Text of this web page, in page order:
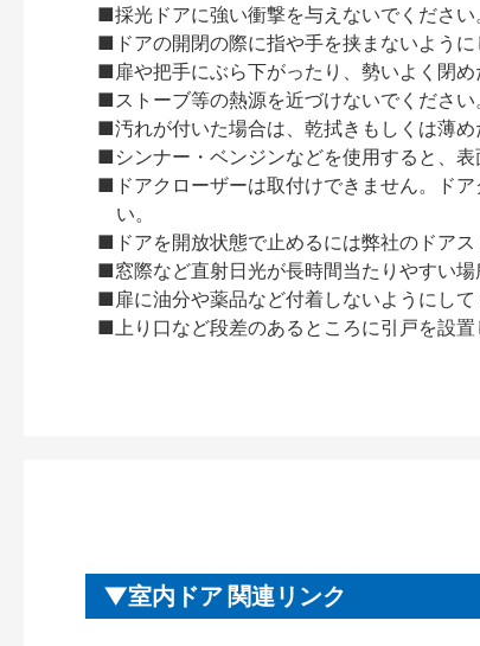
■採光ドアに強い衝撃を与えないでください
■ドアの開閉の際に指や手を挟まないように
■扉や把手にぶら下がったり、勢いよく閉め
■ストーブ等の熱源を近づけないでください
■汚れが付いた場合は、乾拭きもしくは薄め
■シンナー・ベンジンなどを使用すると、表
■ドアクローザーは取付けできません。ド
い。
■ドアを開放状態で止めるには弊社のドア
■窓際など直射日光が長時間当たりやすい
■扉に油分や薬品など付着しないようにして
■上り口など段差のあるところに引戸を設
室内ドア 関連リンク